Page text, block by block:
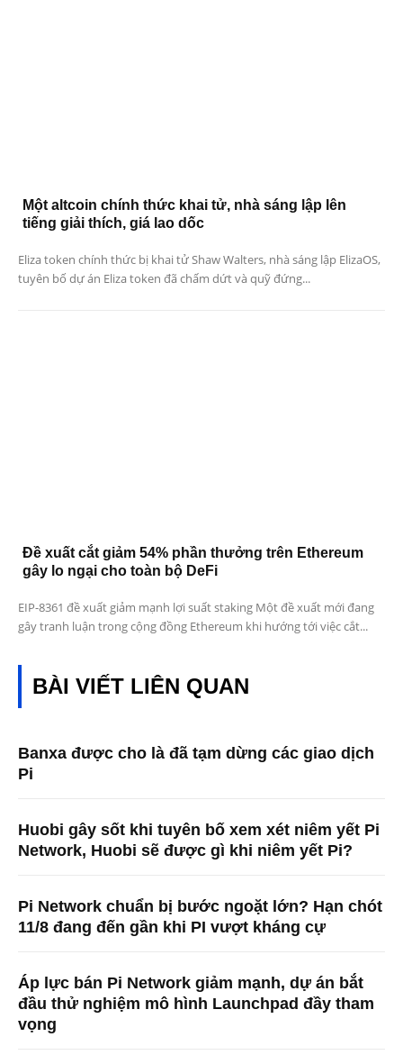
Một altcoin chính thức khai tử, nhà sáng lập lên
tiếng giải thích, giá lao dốc
Eliza token chính thức bị khai tử Shaw Walters, nhà sáng lập ElizaOS,
tuyên bố dự án Eliza token đã chấm dứt và quỹ đứng...
Đề xuất cắt giảm 54% phần thưởng trên Ethereum
gây lo ngại cho toàn bộ DeFi
EIP-8361 đề xuất giảm mạnh lợi suất staking Một đề xuất mới đang
gây tranh luận trong cộng đồng Ethereum khi hướng tới việc cắt...
BÀI VIẾT LIÊN QUAN
Banxa được cho là đã tạm dừng các giao dịch
Pi
Huobi gây sốt khi tuyên bố xem xét niêm yết Pi
Network, Huobi sẽ được gì khi niêm yết Pi?
Pi Network chuẩn bị bước ngoặt lớn? Hạn chót
11/8 đang đến gần khi PI vượt kháng cự
Áp lực bán Pi Network giảm mạnh, dự án bắt
đầu thử nghiệm mô hình Launchpad đầy tham
vọng